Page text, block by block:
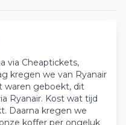
via Cheaptickets,
kregen we van Ryanair
waren geboekt, dit
Ryanair. Kost wat tijd
Daarna kregen we
koffer per ongeluk